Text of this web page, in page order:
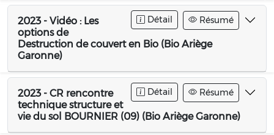
Détail Résumé
2023 - Vidéo : Les
options de
Destruction de couvert en Bio (Bio Ariège
Garonne)
Détail Résumé
2023 - CR rencontre
technique structure et
vie du sol BOURNIER (09) (Bio Ariège Garonne)